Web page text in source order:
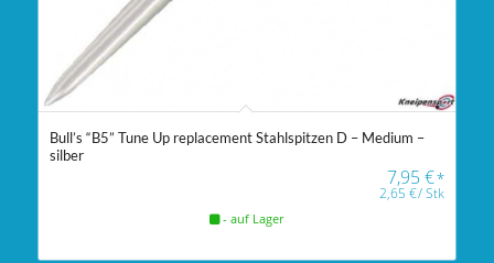
Bull’s “B5” Tune Up replacement Stahlspitzen D – Medium –
silber
7,95€*
2,65€/Stk
- auf Lager